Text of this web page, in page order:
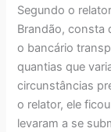
Segundo o
Brandão, consta
o bancário
quantias que
circunstâncias
o relator, ele
levaram a se